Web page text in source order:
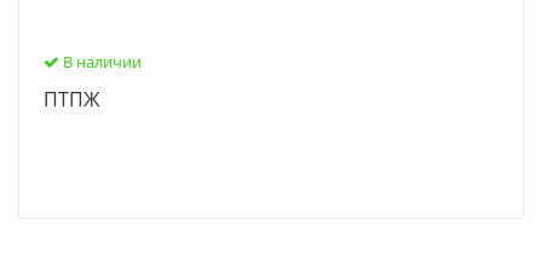
В наличии
ПТПЖ